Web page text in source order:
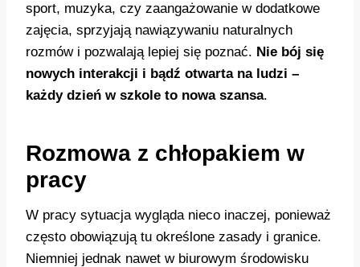
sport, muzyka, czy zaangażowanie w dodatkowe
zajęcia, sprzyjają nawiązywaniu naturalnych
rozmów i pozwalają lepiej się poznać. Nie bój się
nowych interakcji i bądź otwarta na ludzi –
każdy dzień w szkole to nowa szansa.
Rozmowa z chłopakiem w
pracy
W pracy sytuacja wygląda nieco inaczej, ponieważ
często obowiązują tu określone zasady i granice.
Niemniej jednak nawet w biurowym środowisku